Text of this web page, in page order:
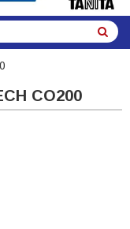
CO200